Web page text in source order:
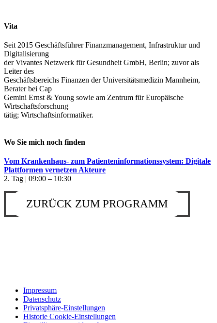
Vita
Seit 2015 Geschäftsführer Finanzmanagement, Infrastruktur und
Digitalisierung
der Vivantes Netzwerk für Gesundheit GmbH, Berlin; zuvor als
Leiter des
Geschäftsbereichs Finanzen der Universitätsmedizin Mannheim,
Berater bei Cap
Gemini Ernst & Young sowie am Zentrum für Europäische
Wirtschaftsforschung
tätig; Wirtschaftsinformatiker.
Wo Sie mich noch finden
Vom Krankenhaus- zum Patienteninformationssystem: Digitale
Plattformen vernetzen Akteure
2. Tag | 09:00 – 10:30
ZURÜCK ZUM PROGRAMM
Impressum
Datenschutz
Privatsphäre-Einstellungen
Historie Cookie-Einstellungen